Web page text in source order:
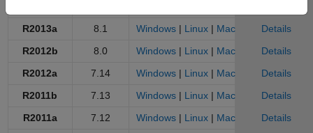
R2013a
8.1 Windows | Linux | Mac
Details
R2012b
8.0 Windows | Linux | Mac
Details
R2012a
7.14 Windows | Linux | Mac
Details
R2011b
7.13 Windows | Linux | Mac
Details
R2011a
7.12 Windows | Linux | Mac
Details